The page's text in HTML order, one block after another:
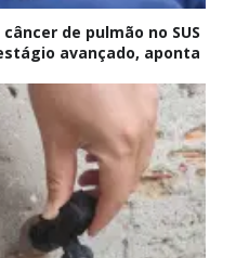
de pulmão no SUS
avançado, aponta